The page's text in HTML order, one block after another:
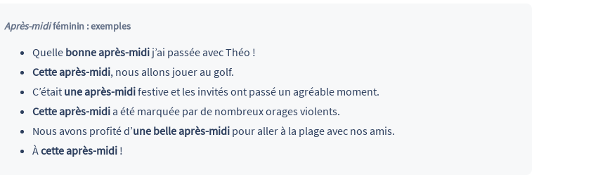
Après-midiféminin : exemples
Quelle bonne après-midij’ai passée avec Théo !
Cette après-midi, nous allons jouer au golf.
C’était une après-midifestive et les invités ont passé un agréable moment.
Cette après-midia été marquée par de nombreux orages violents.
Nous avons profité d’une belle après-midipour aller à la plage avec nos amis.
Àcette après-midi!